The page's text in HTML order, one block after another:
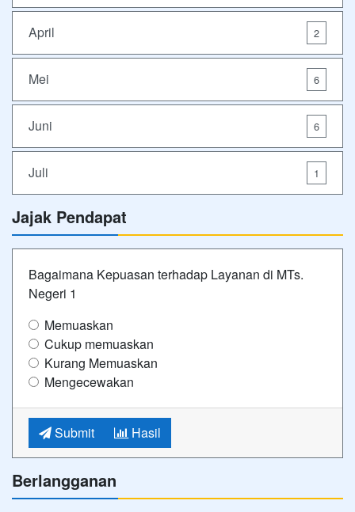
April 2
Mei 6
Juni 6
Juli 1
Jajak Pendapat
Bagaimana Kepuasan terhadap Layanan di MTs.
Negeri 1
Memuaskan
Cukup memuaskan
Kurang Memuaskan
Mengecewakan
Submit Hasil
Berlangganan